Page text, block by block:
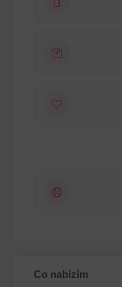
Co nabízím